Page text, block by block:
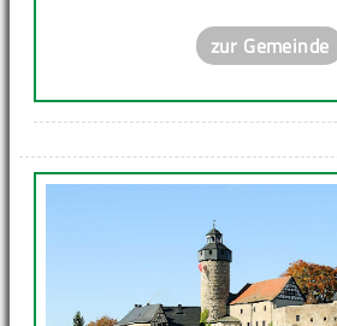
zur Gemeinde